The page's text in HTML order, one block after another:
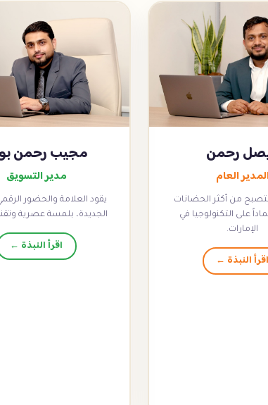
رحمن
العام
من أكثر الحضانات
على التكنولوجيا في
الإمارات.
اقرأ النبذة ←
مجيب رحمن
مدير التسويق
يقود العلامة والحضور
الجديدة، بلمسة عصرية
اقرأ النبذة ←